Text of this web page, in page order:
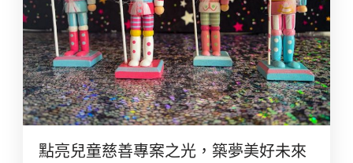
點亮兒童慈善專案之光，築夢美好未來